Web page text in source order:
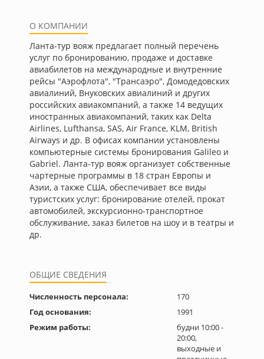
О КОМПАНИИ
Ланта-тур вояж предлагает полный перечень
услуг по бронированию, продаже и доставке
авиабилетов на международные и внутренние
рейсы "Аэрофлота", "Трансаэро", Домодедовских
авиалиний, Внуковских авиалиний и других
российских авиакомпаний, а также 14 ведущих
иностранных авиакомпаний, таких как Delta
Airlines, Lufthansa, SAS, Air France, KLM, British
Airways и др. В офисах компании установлены
компьютерные системы бронирования Galileo и
Gabriel. Ланта-тур вояж организует собственные
чартерные программы в 18 стран Европы и
Азии, а также США, обеспечивает все виды
туристских услуг: бронирование отелей, прокат
автомобилей, экскурсионно-транспортное
обслуживание, заказ билетов на шоу и в театры и
др.
ОБЩИЕ СВЕДЕНИЯ
Численность персонала:
170
Год основания:
1991
Режим работы:
будни 10:00 -
20:00,
выходные и